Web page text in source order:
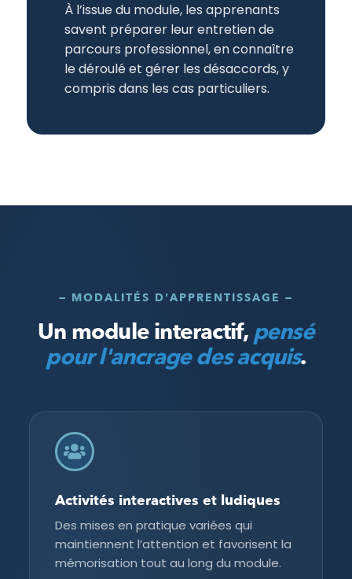
À l’issue du module, les apprenants
savent préparer leur entretien de
parcours professionnel, en connaître
le déroulé et gérer les désaccords, y
compris dans les cas particuliers.
— MODALITÉS D'APPRENTISSAGE —
Un module interactif,pensé
pour l'ancrage des acquis.
Activités interactives et ludiques
Des mises en pratique variées qui
maintiennent l’attention et favorisent la
mémorisation tout au long du module.